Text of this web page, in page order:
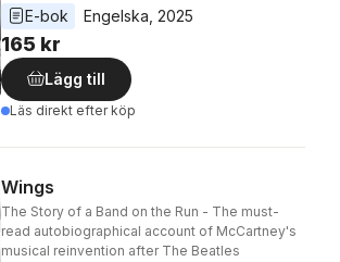
E-bok
Engelska 2025
165 kr
Lägg till
Läs direkt efter köp
Wings
The Story of a Band on the Run - The must-
read autobiographical account of McCartney's
musical reinvention after The Beatles